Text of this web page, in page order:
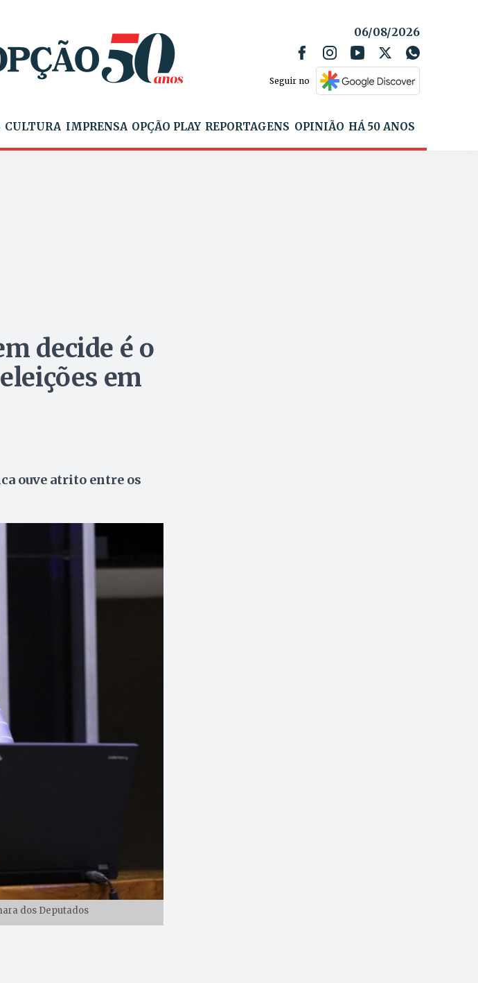
06/08/2026
Seguir no
CULTURA IMPRENSA OPÇÃO PLAY REPORTAGENS OPINIÃO HÁ 50 ANOS
decide é o
em
ouve atrito entre os
dos Deputados